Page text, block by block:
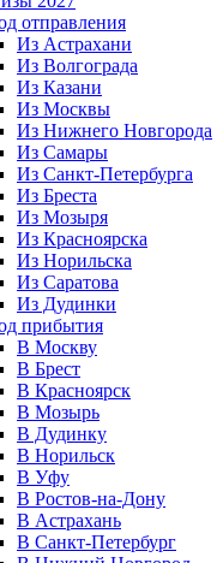
отправления
Из Астрахани
Из Волгограда
Из Казани
Из Москвы
Из Нижнего Новгорода
Из Самары
Из Санкт-Петербурга
Из Бреста
Из Мозыря
Из Красноярска
Из Норильска
Из Саратова
Из Дудинки
прибытия
В Москву
В Брест
В Красноярск
В Мозырь
В Дудинку
В Норильск
В Уфу
В Ростов-на-Дону
В Астрахань
В Санкт-Петербург